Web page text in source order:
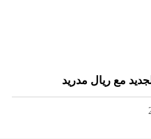
مع ريال مدريد